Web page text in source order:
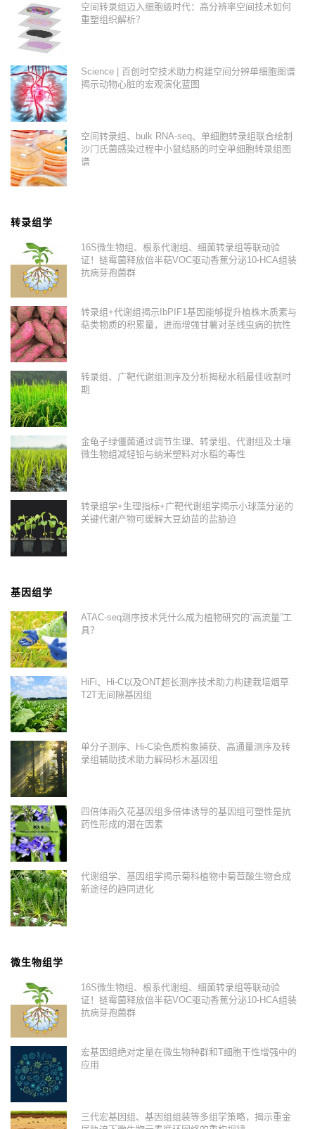
空间转录组迈入细胞级时代：高分辨率空间技术如何
重塑组织解析？
Science | 百创时空技术助力构建空间分辨单细胞图谱
揭示动物心脏的宏观演化蓝图
空间转录组、bulk RNA-seq、单细胞转录组联合绘制
沙门氏菌感染过程中小鼠结肠的时空单细胞转录组图
谱
转录组学
16S微生物组、根系代谢组、细菌转录组等联动验
证！链霉菌释放倍半萜VOC驱动香蕉分泌10-HCA组装
抗病芽孢菌群
转录组+代谢组揭示IbPIF1基因能够提升植株木质素与
萜类物质的积累量，进而增强甘薯对茎线虫病的抗性
转录组、广靶代谢组测序及分析揭秘水稻最佳收割时
期
金龟子绿僵菌通过调节生理、转录组、代谢组及土壤
微生物组减轻铅与纳米塑料对水稻的毒性
转录组学+生理指标+广靶代谢组学揭示小球藻分泌的
关键代谢产物可缓解大豆幼苗的盐胁迫
基因组学
ATAC-seq测序技术凭什么成为植物研究的“高流量”工
具？
HiFi、Hi-C以及ONT超长测序技术助力构建栽培烟草
T2T无间隙基因组
单分子测序、Hi-C染色质构象捕获、高通量测序及转
录组辅助技术助力解码杉木基因组
四倍体雨久花基因组多倍体诱导的基因组可塑性是抗
药性形成的潜在因素
代谢组学、基因组学揭示菊科植物中菊苣酸生物合成
新途径的趋同进化
微生物组学
16S微生物组、根系代谢组、细菌转录组等联动验
证！链霉菌释放倍半萜VOC驱动香蕉分泌10-HCA组装
抗病芽孢菌群
宏基因组绝对定量在微生物种群和T细胞干性增强中的
应用
三代宏基因组、基因组组装等多组学策略，揭示重金